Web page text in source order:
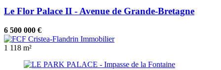
Le Flor Palace II - Avenue de Grande-Bretagne
6 500 000 €
1 118 m²